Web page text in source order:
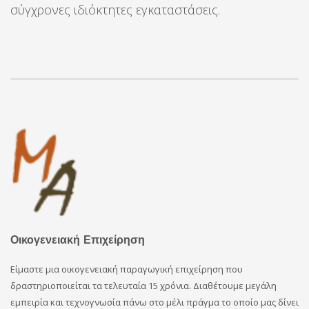
σύγχρονες ιδιόκτητες εγκαταστάσεις.
Οικογενειακή Επιχείρηση
Είμαστε μια οικογενειακή παραγωγική επιχείρηση που
δραστηριοποιείται τα τελευταία 15 χρόνια. Διαθέτουμε μεγάλη
εμπειρία και τεχνογνωσία πάνω στο μέλι πράγμα το οποίο μας δίνει